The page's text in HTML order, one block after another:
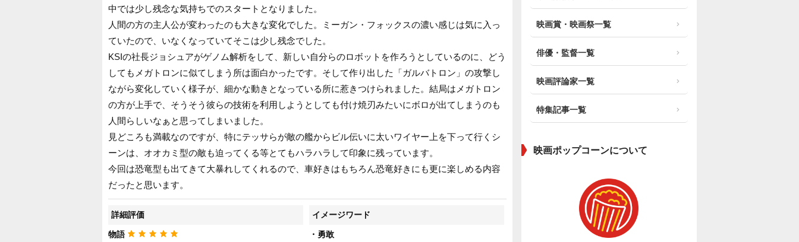
中では少し残念な気持ちでのスタートとなりました。
人間の方の主人公が変わったのも大きな変化でした。ミーガン・フォックスの濃い感じは気に入っ
ていたので、いなくなっていてそこは少し残念でした。
KSIの社長ジョシュアがゲノム解析をして、新しい自分らのロボットを作ろうとしているのに、どう
してもメガトロンに似てしまう所は面白かったです。そして作り出した「ガルバトロン」の攻撃し
ながら変化していく様子が、細かな動きとなっている所に惹きつけられました。結局はメガトロン
の方が上手で、そうそう彼らの技術を利用しようとしても付け焼刃みたいにボロが出てしまうのも
人間らしいなぁと思ってしまいました。
見どころも満載なのですが、特にテッサらが敵の艦からビル伝いに太いワイヤー上を下って行くシ
ーンは、オオカミ型の敵も迫ってくる等とてもハラハラして印象に残っています。
今回は恐竜型も出てきて大暴れしてくれるので、車好きはもちろん恐竜好きにも更に楽しめる内容
だったと思います。
詳細評価
物語
イメージワード
・勇敢
映画賞・映画祭一覧
俳優・監督一覧
映画評論家一覧
特集記事一覧
映画ポップコーンについて